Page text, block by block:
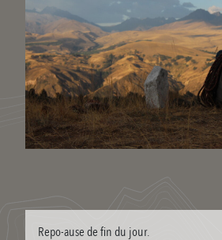
Repo-ause de fin du jour.